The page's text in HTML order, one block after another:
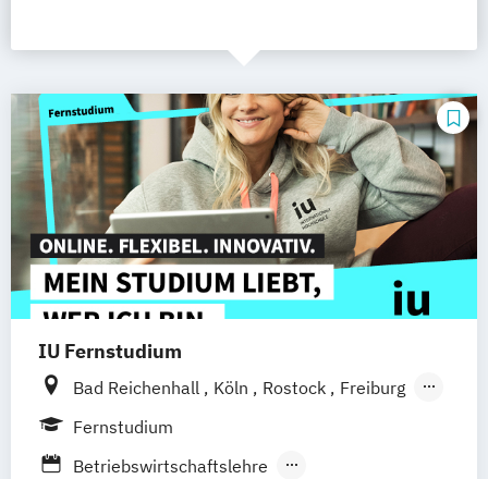
IU Fernstudium
Bad Reichenhall Köln Rostock
Freiburg
Kiel
Frankfurt am Main
Fernstudium
Betriebswirtschaftslehre